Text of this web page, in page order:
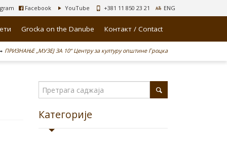
Facebook YouTube +381 11 850 23 21 ENG
Grocka on the Danube Контакт / Contact
ПРИЗНАЊЕ „МУЗЕЈ ЗА 10“ Центру за културу општине Гроцка
Категорије